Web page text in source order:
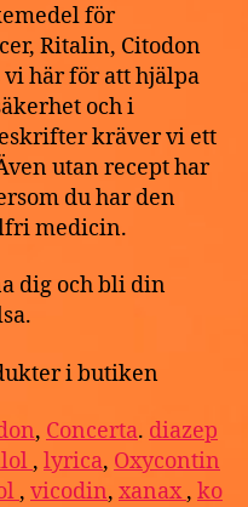
för
Ritalin, Citodon
här för att hjälpa
och i
kräver vi ett
utan recept har
du har den
medicin.
dig och bli din
i butiken
, Concerta. diazep
, lyrica, Oxycontin
, vicodin, xanax, ko